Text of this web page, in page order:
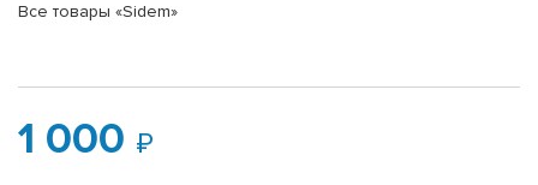
Все товары «Sidem»
1 000